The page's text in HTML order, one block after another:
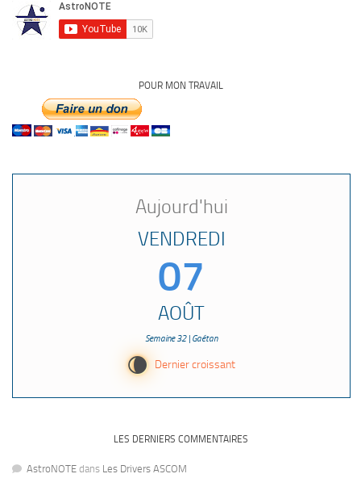
POUR MON TRAVAIL
Aujourd'hui
VENDREDI
07
AOÛT
Semaine 32 | Gaétan
V Dernier croissant
LES DERNIERS COMMENTAIRES
AstroNOTE dans Les Drivers ASCOM